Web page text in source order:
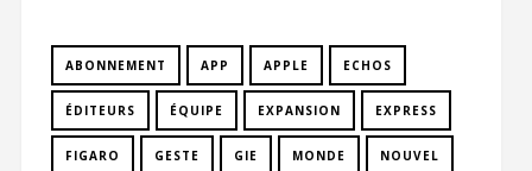
ABONNEMENT APP APPLE ECHOS
ÉDITEURS ÉQUIPE EXPANSION EXPRESS
FIGARO GESTE GIE MONDE NOUVEL